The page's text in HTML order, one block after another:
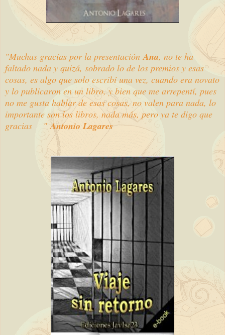
"Muchas gracias por la presentaciónAna, no te ha
faltado nada y quizá, sobrado lo de los premios y esas
cosas, es algo que solo escribí una vez, cuando era novato
y lo publicaron en un libro, y bien que me arrepentí, pues
no me gusta hablar de esas cosas, no valen para nada, lo
importante son los libros, nada más, pero ya te digo que
gracias "Antonio Lagares